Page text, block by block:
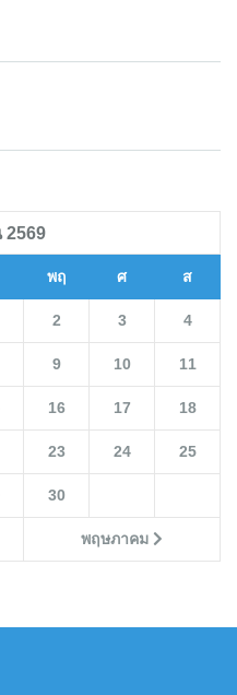
2569
พฤ ศ ส
พฤษภาคม
2 3 4
9 10 11
16 17 18
23 24 25
30